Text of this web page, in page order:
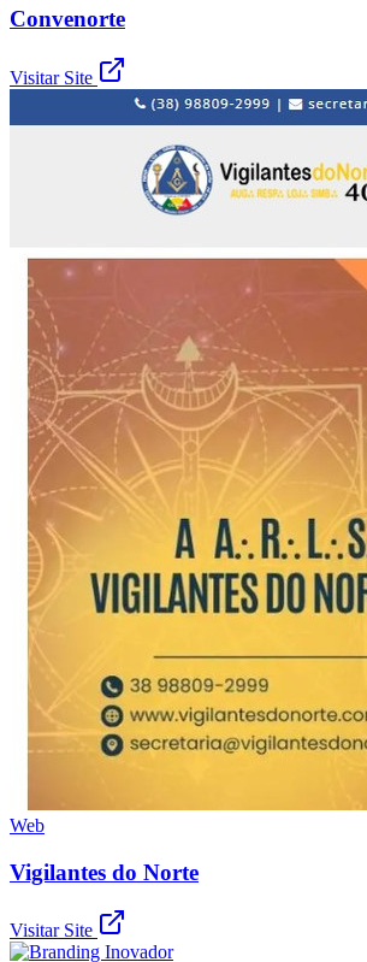
Convenorte
Visitar Site
Web
Vigilantes do Norte
Visitar Site